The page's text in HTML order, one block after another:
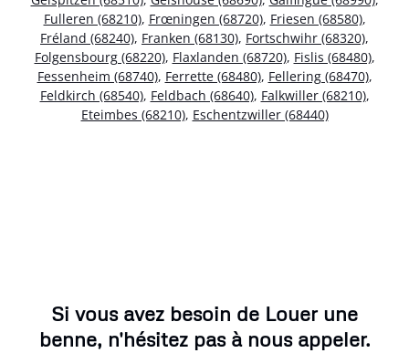
Fulleren (68210), Frœningen (68720), Friesen (68580),
Fréland (68240), Franken (68130), Fortschwihr (68320),
Folgensbourg (68220), Flaxlanden (68720), Fislis (68480),
Fessenheim (68740), Ferrette (68480), Fellering (68470),
Feldkirch (68540), Feldbach (68640), Falkwiller (68210),
Eteimbes (68210), Eschentzwiller (68440)
Si vous avez besoin de Louer une
benne, n'hésitez pas à nous appeler.